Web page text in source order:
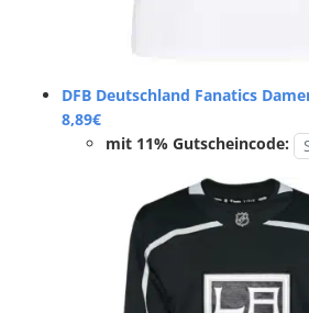
DFB Deutschland Fanatics
8,89€
mit 11% Gutscheincode: